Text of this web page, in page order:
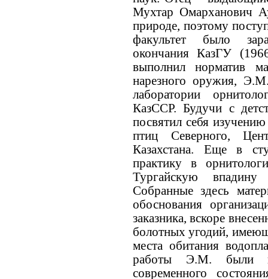
Мухтар Омарханович
природе, поэтому
факультет было
окончания КазГУ
выполнил норматив
нарезного оружия,
лаборатории
КазССР. Будучи с
посвятил себя
птиц Северного,
Казахстана. Еще в
практику в
Тургайскую
Собранные здесь
обоснования
заказника, вскоре
болотных угодий,
места обитания
работы Э.М. были
современного